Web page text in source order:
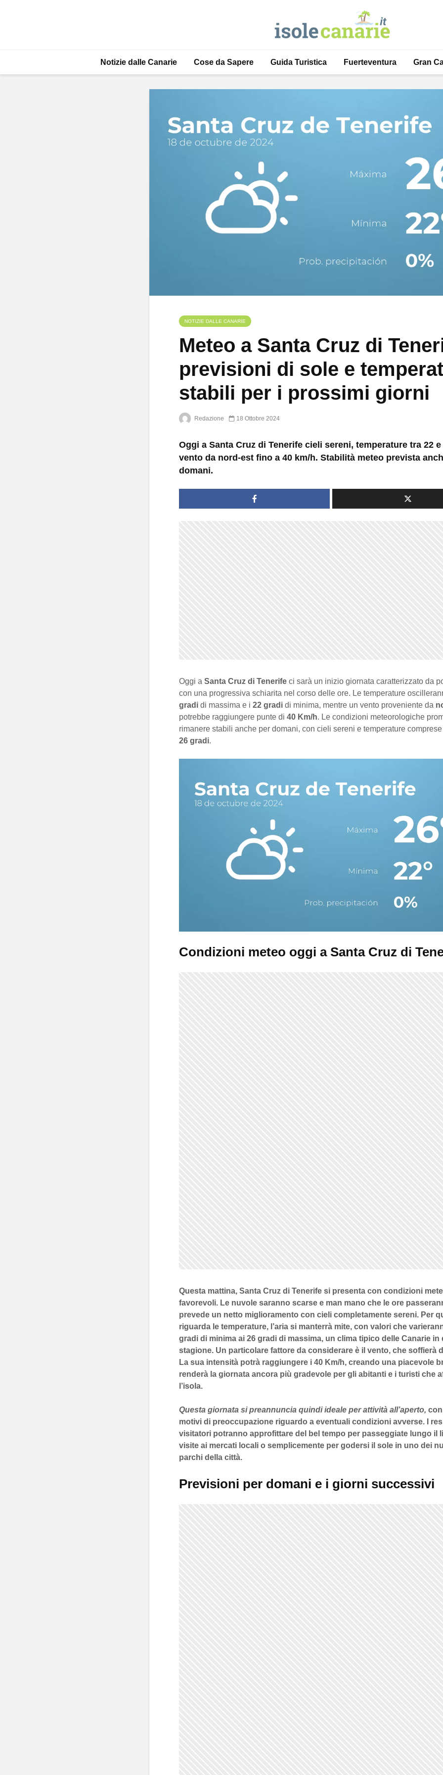
Notizie dalle Canarie Cose da Sapere Guida Turistica Fuerteventura Gran
NOTIZIE DALLE CANARIE
Meteo a Santa Cruz di
previsioni di sole e
stabili per i prossimi giorni
Redazione 18 Ottobre 2024
Oggi a Santa Cruz di Tenerife cieli sereni, temperature tra 22
vento da nord-est fino a 40 km/h. Stabilità meteo prevista
domani.
Oggi a Santa Cruz di Tenerife ci sarà un inizio giornata caratterizzato da
con una progressiva schiarita nel corso delle ore. Le temperature
gradi di massima e i 22 gradi di minima, mentre un vento proveniente da
potrebbe raggiungere punte di 40 Km/h. Le condizioni meteorologiche
rimanere stabili anche per domani, con cieli sereni e temperature
26 gradi.
Condizioni meteo oggi a Santa Cruz di
Questa mattina, Santa Cruz di Tenerife si presenta con condizioni
favorevoli. Le nuvole saranno scarse e man mano che le ore
prevede un netto miglioramento con cieli completamente sereni. Per
riguarda le temperature, l’aria si manterrà mite, con valori che
gradi di minima ai 26 gradi di massima, un clima tipico delle Canarie in
stagione. Un particolare fattore da considerare è il vento, che soffierà
La sua intensità potrà raggiungere i 40 Km/h, creando una piacevole
renderà la giornata ancora più gradevole per gli abitanti e i turisti che
l’isola.
Questa giornata si preannuncia quindi ideale per attività all’aperto,
motivi di preoccupazione riguardo a eventuali condizioni avverse. I
visitatori potranno approfittare del bel tempo per passeggiate lungo il
visite ai mercati locali o semplicemente per godersi il sole in uno dei
parchi della città.
Previsioni per domani e i giorni successivi